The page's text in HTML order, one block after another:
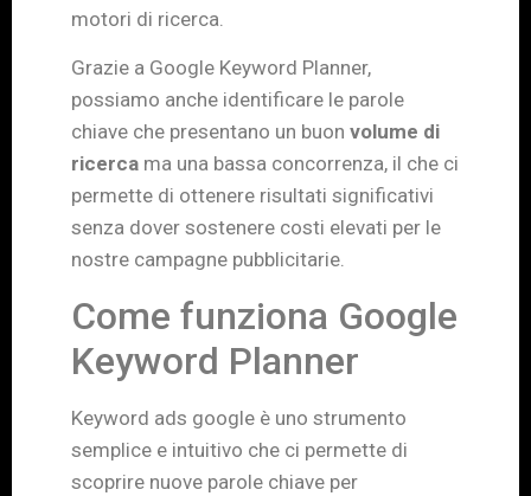
motori di ricerca.
Grazie a Google Keyword Planner,
possiamo anche identificare le parole
chiave che presentano un buon volume di
ricerca ma una bassa concorrenza, il che ci
permette di ottenere risultati significativi
senza dover sostenere costi elevati per le
nostre campagne pubblicitarie.
Come funziona Google
Keyword Planner
Keyword ads google è uno strumento
semplice e intuitivo che ci permette di
scoprire nuove parole chiave per